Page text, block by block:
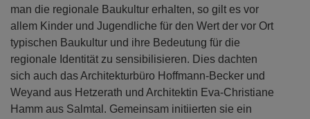
man die regionale Baukultur erhalten, so gilt es vor
allem Kinder und Jugendliche für den Wert der vor Ort
typischen Baukultur und ihre Bedeutung für die
regionale Identität zu sensibilisieren. Dies dachten
sich auch das Architekturbüro Hoffmann-Becker und
Weyand aus Hetzerath und Architektin Eva-Christiane
Hamm aus Salmtal. Gemeinsam initiierten sie ein